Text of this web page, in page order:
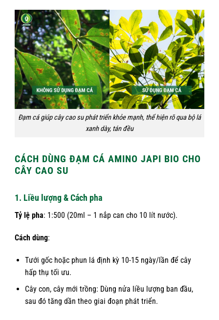
Đạm cá giúp cây cao su phát triển khỏe mạnh, thể hiện rõ qua bộ lá
xanh dày, tán đều
CÁCH DÙNG ĐẠM CÁ AMINO JAPI BIO CHO
CÂY CAO SU
1. Liều lượng & Cách pha
Tỷ lệ pha: 1:500 (20ml – 1 nắp can cho 10 lít nước).
Cách dùng:
Tưới gốc hoặc phun lá định kỳ 10-15 ngày/lần để cây
hấp thụ tối ưu.
Cây con, cây mới trồng: Dùng nửa liều lượng ban đầu,
sau đó tăng dần theo giai đoạn phát triển.